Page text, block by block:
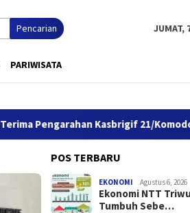
Pencarian JUMAT,
PARIWISATA
Kasbrigif 21/Komodo, Siap
POS TERBARU
EKONOMI Agustus 6, 2026
Ekonomi NTT
Tumbuh Sebe…